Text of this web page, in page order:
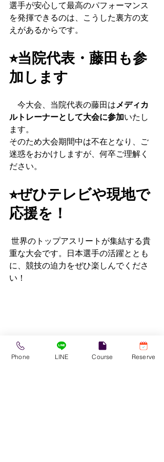
選手が安心して最高のパフォーマンス
を発揮できるのは、こうした裏方の支
えがあるからです。
⭐︎当院代表・藤田も参
加します
今大会、当院代表の藤田はメディカ
ルトレーナーとして大会に参加いたし
ます。
そのため大会期間中は不在となり、ご
迷惑をおかけしますが、何卒ご理解く
ださい。
⭐︎ぜひテレビや現地で
応援を！
重な大会です。日本選手の活躍ととも
に、競技の迫力をぜひ楽しんでくださ
い！
トレーナー活動
Phone LINE Course Reserve